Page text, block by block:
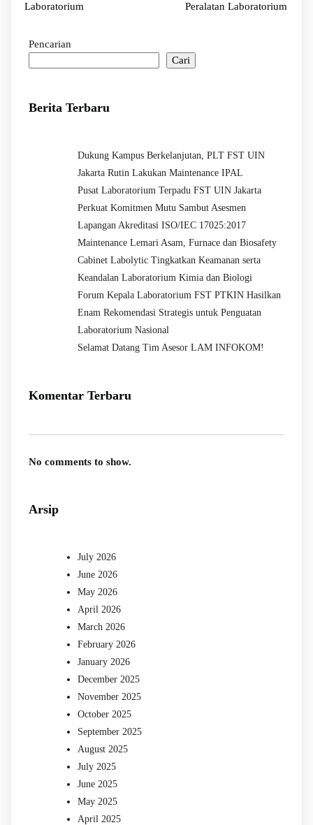
Laboratorium
Peralatan Laboratorium
Pencarian
Cari
Berita Terbaru
Dukung Kampus Berkelanjutan, PLT FST UIN
Jakarta Rutin Lakukan Maintenance IPAL
Pusat Laboratorium Terpadu FST UIN Jakarta
Perkuat Komitmen Mutu Sambut Asesmen
Lapangan Akreditasi ISO/IEC 17025:2017
Maintenance Lemari Asam, Furnace dan Biosafety
Cabinet Labolytic Tingkatkan Keamanan serta
Keandalan Laboratorium Kimia dan Biologi
Forum Kepala Laboratorium FST PTKIN Hasilkan
Enam Rekomendasi Strategis untuk Penguatan
Laboratorium Nasional
Selamat Datang Tim Asesor LAM INFOKOM!
Komentar Terbaru
No comments to show.
Arsip
July 2026
June 2026
May 2026
April 2026
March 2026
February 2026
January 2026
December 2025
November 2025
October 2025
September 2025
August 2025
July 2025
June 2025
May 2025
April 2025